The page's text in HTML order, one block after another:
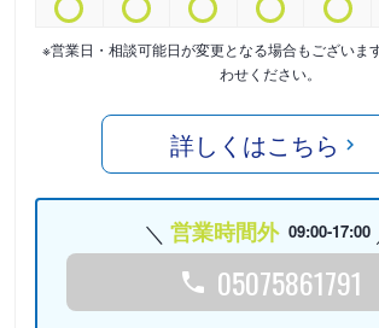
※営業日・相談可能日が変更となる場合もございま
わせください。
詳しくはこちら
営業時間外 09:00-17:00
05075861791